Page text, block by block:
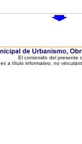
El contenido del presente
es a título informativo, no